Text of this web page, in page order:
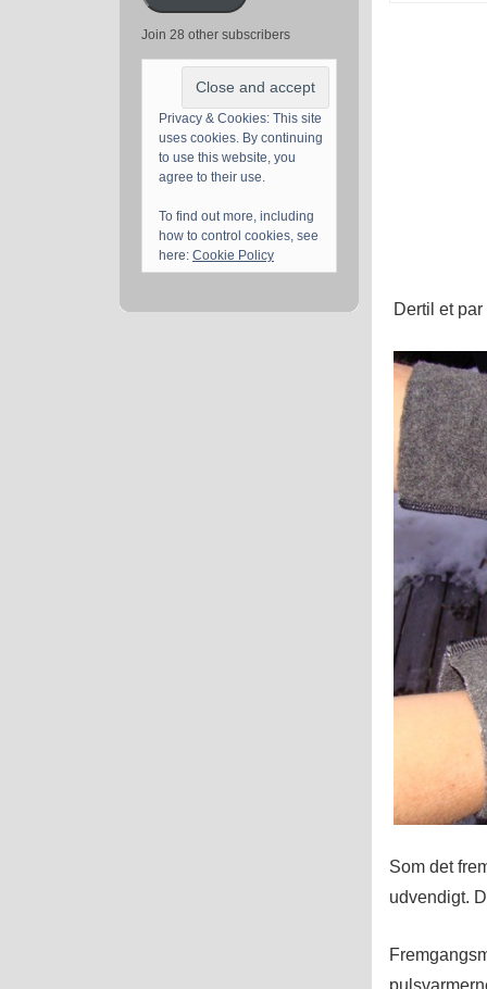
Join 28 other subscribers
Privacy & Cookies: This site
uses cookies. By continuing
to use this website, you
agree to their use.
To find out more, including
how to control cookies, see
here: Cookie Policy
Dertil et
Som det
udvendigt.